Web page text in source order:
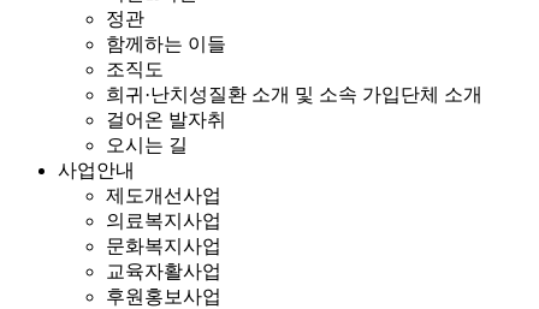
정관
함께하는 이들
조직도
희귀·난치성질환 소개 및 소속 가입단체 소개
걸어온 발자취
오시는 길
사업안내
제도개선사업
의료복지사업
문화복지사업
교육자활사업
후원홍보사업